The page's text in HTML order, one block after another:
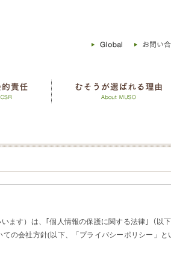
ます）は、｢個人情報の保護に関する法律｣（以
の会社方針(以下、「プライバシーポリシー」と